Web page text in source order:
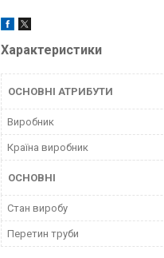
Характеристики
ОСНОВНІ АТРИБУТИ
Виробник
Країна виробник
ОСНОВНІ
Стан виробу
Перетин труби